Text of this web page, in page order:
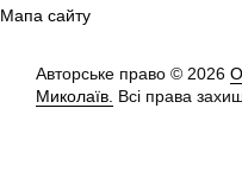
Мапа сайту
Авторське право © 2026
Миколаїв. Всі права